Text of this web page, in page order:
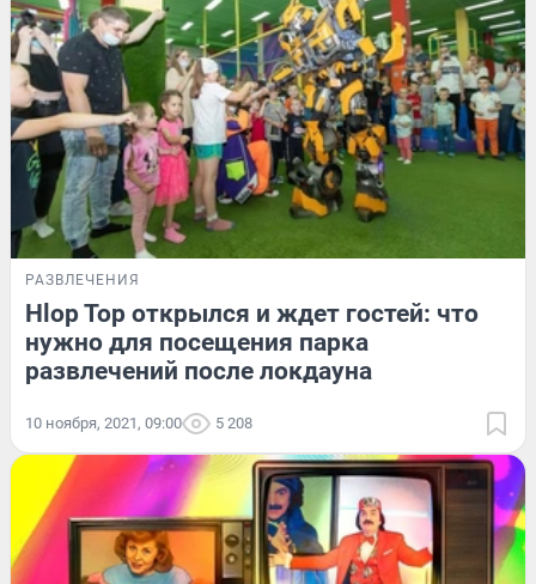
РАЗВЛЕЧЕНИЯ
Hlop Top открылся и ждет гостей: что
нужно для посещения парка
развлечений после локдауна
10 ноября, 2021, 09:00 5 208